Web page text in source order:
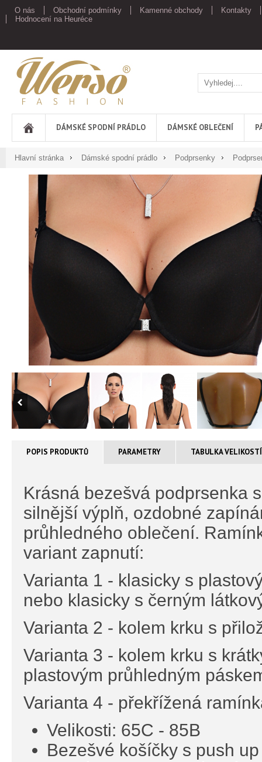
O nás Obchodní podmínky Kamenné obchody
Kontakty
Hodnocení na Heuréce
Werso
DÁMSKÉ SPODNÍ PRÁDLO DÁMSKÉ OBLEČENÍ
Hlavní stránka Dámské spodní prádlo Podprsenky
Podprsenka bezešvá Noe se zapínáním vpředu a variabilními
POPIS PRODUKTŮ PARAMETRY TABULKA
Krásná bezešvá podprsenka
silnější výplň, ozdobné
průhledného oblečení.
variant zapnutí:
Varianta 1 - klasicky s
nebo klasicky s černým
Varianta 2 - kolem krku s
Varianta 3 - kolem krku s
plastovým průhledným
Varianta 4 - překřížená
Velikosti: 65C - 85B
Bezešvé košíčky s push